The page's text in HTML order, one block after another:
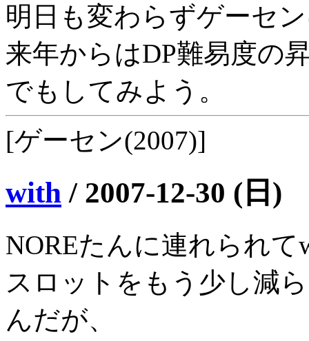
明日も変わらずゲーセ
来年からはDP難易度の
でもしてみよう。
[ゲーセン(2007)]
with / 2007-12-30 (日)
NOREたんに連れられ
スロットをもう少し減
んだが、